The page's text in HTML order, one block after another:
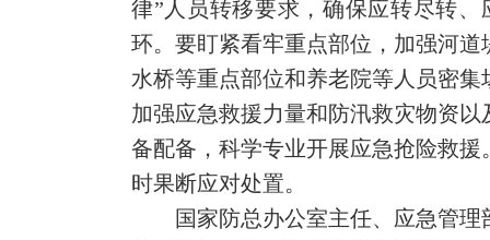
律”人员转移要求，确保应转尽转
环。要盯紧看牢重点部位，加强河
水桥等重点部位和养老院等人员密
加强应急救援力量和防汛救灾物资
备配备，科学专业开展应急抢险救
时果断应对处置。
国家防总办公室主任、应急管